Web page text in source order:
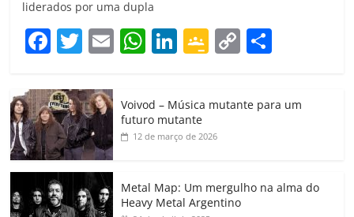
liderados por uma dupla
F
c
e
b
o
o
T
itt
er
E
ai
W
at
s
A
p
Li
k
e
dI
G
gl
e
a
C
y
k
p
h
Voivod – Música mutante para um
futuro mutante
12 de março de 2026
Metal Map: Um mergulho na alma do
Heavy Metal Argentino